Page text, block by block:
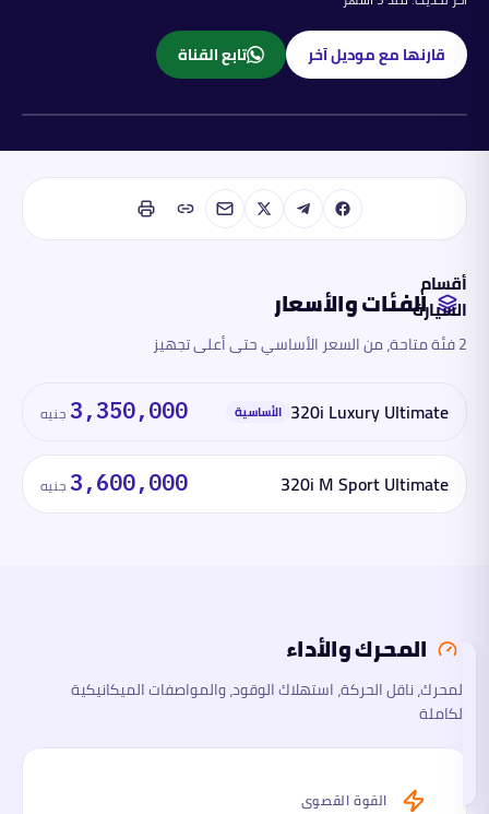
قارنها مع موديل آخر تابع القناة
أقسام
السيارة
الفئات
والأداء
الأبعاد
ما
لها
وما
الآن
الفئات والأسعار
2 فئة متاحة، من السعر الأساسي حتى أعلى تجهيز
320i Luxury Ultimate الأساسية 3,350,000جنيه
320i M Sport Ultimate
3,600,000جنيه
المحرك والأداء
المحرك، ناقل الحركة، استهلاك الوقود، والمواصفات الميكانيكية
الكاملة
القوة القصوى